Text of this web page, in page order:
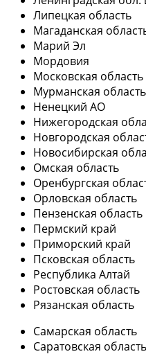
Липецкая область
Магаданская
Марий Эл
Мордовия
Московская
Мурманская область
Ненецкий АО
Нижегородская
Новгородская
Новосибирская
Омская область
Оренбургская
Орловская область
Пензенская область
Пермский край
Приморский край
Псковская область
Республика Алтай
Ростовская область
Рязанская область
Самарская область
Саратовская область